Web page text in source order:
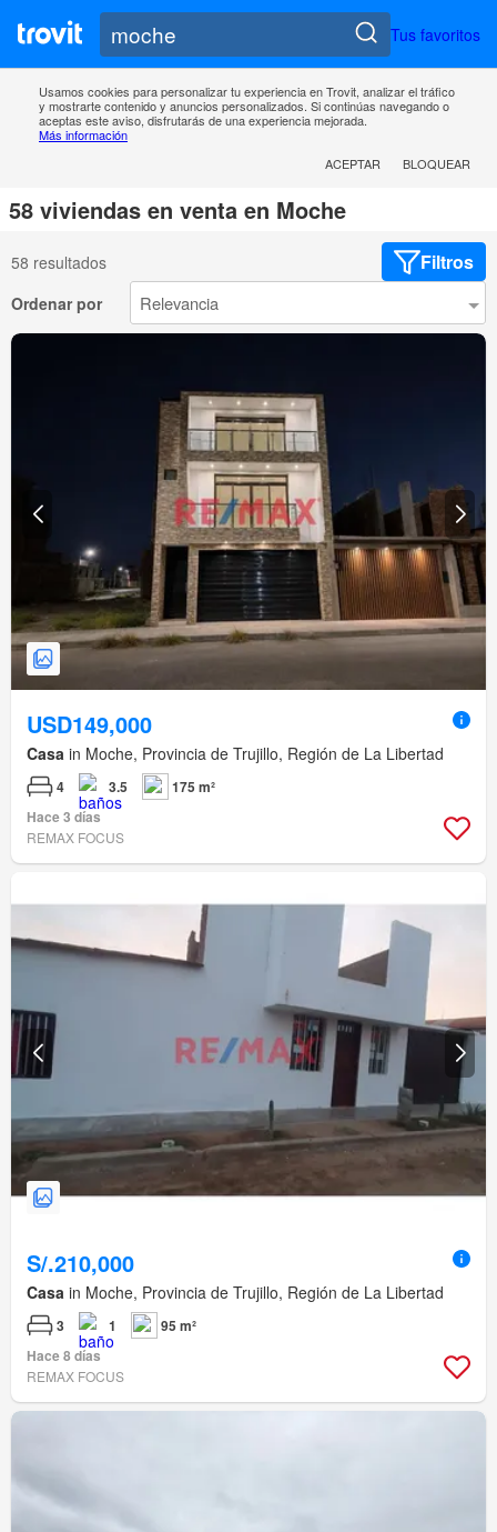
Tus favoritos
Usamos cookies para personalizar tu experiencia en Trovit, analizar el tráfico
y mostrarte contenido y anuncios personalizados. Si continúas navegando o
aceptas este aviso, disfrutarás de una experiencia mejorada.
Más información
ACEPTAR
BLOQUEAR
58 viviendas en venta en Moche
58 resultados Filtros
Ordenar por
USD149,000
Casa in Moche, Provincia de Trujillo, Región de La Libertad
4 3.5
175 m²
Hace 3 días
REMAX FOCUS
S/.210,000
Casa in Moche, Provincia de Trujillo, Región de La Libertad
3 1
95 m²
Hace 8 días
REMAX FOCUS